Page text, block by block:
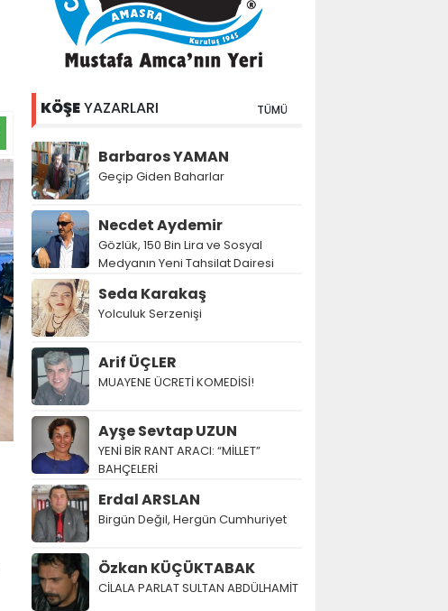
KÖŞEYAZARLARI TÜMÜ
Barbaros YAMAN
Geçip Giden Baharlar
Necdet Aydemir
Gözlük, 150 Bin Lira ve Sosyal
Medyanın Yeni Tahsilat Dairesi
Seda Karakaş
Yolculuk Serzenişi
Arif ÜÇLER
MUAYENE ÜCRETİ KOMEDİSİ!
Ayşe Sevtap UZUN
YENİ BİR RANT ARACI: “MİLLET”
BAHÇELERİ
Erdal ARSLAN
Birgün Değil, Hergün Cumhuriyet
Özkan KÜÇÜKTABAK
CİLALA PARLAT SULTAN ABDÜLHAMİT